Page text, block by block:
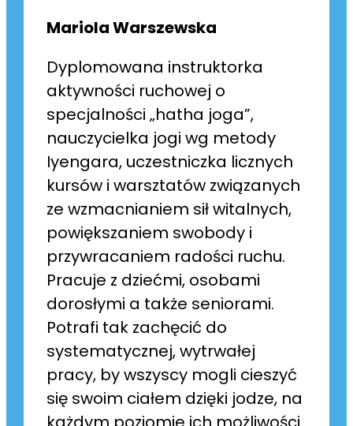
Mariola Warszewska
Dyplomowana instruktorka
aktywności ruchowej o
specjalności „hatha joga”,
nauczycielka jogi wg metody
Iyengara, uczestniczka licznych
kursów i warsztatów związanych
ze wzmacnianiem sił witalnych,
powiększaniem swobody i
przywracaniem radości ruchu.
Pracuje z dziećmi, osobami
dorosłymi a także seniorami.
Potrafi tak zachęcić do
systematycznej, wytrwałej
pracy, by wszyscy mogli cieszyć
się swoim ciałem dzięki jodze, na